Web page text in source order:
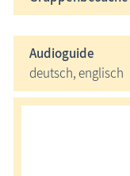
Audioguide
deutsch, englisch